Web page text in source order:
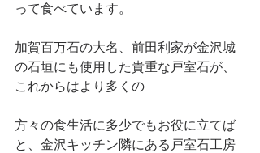
って食べています。
加賀百万石の大名、前田利家が金沢城
の石垣にも使用した貴重な戸室石が、
これからはより多くの
方々の食生活に多少でもお役に立てば
と、金沢キッチン隣にある戸室石工房